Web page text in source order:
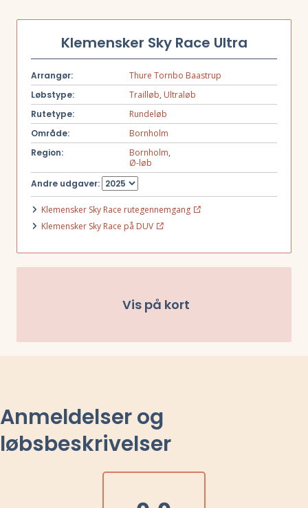
Klemensker Sky Race Ultra
Arrangør:
Thure Tornbo Baastrup
Løbstype:
Trailløb, Ultraløb
Rutetype:
Rundeløb
Område:
Bornholm
Region:
Bornholm,
Ø-løb
Andre udgaver:
Klemensker Sky Race rutegennemgang
Klemensker Sky Race på DUV
Vis på kort
Anmeldelser og
løbsbeskrivelser